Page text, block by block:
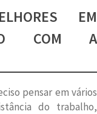
EM
COM A
pensar em vários
do trabalho,